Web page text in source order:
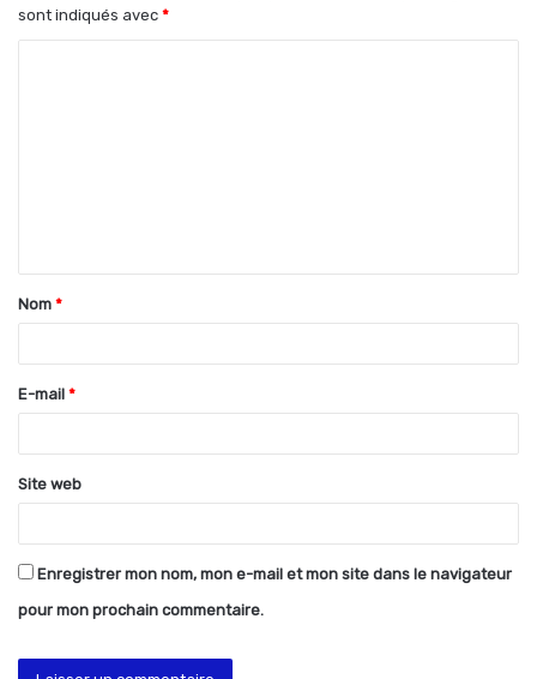
sont indiqués avec *
t
a
e
*
Nom *
E-mail *
Site web
Enregistrer mon nom, mon e-mail et mon site dans le navigateur
pour mon prochain commentaire.